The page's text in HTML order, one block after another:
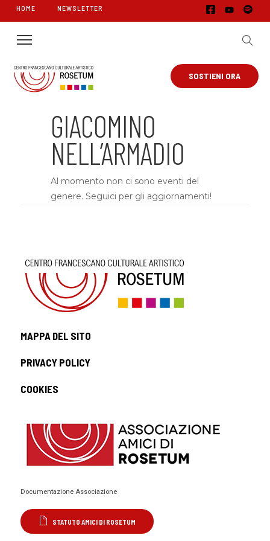
HOME NEWSLETTER
SOSTIENI ORA
GIACOMINO
NELL’ARMADIO
Al momento non ci sono eventi del
genere. Seguici per gli aggiornamenti!
MAPPA DEL SITO
PRIVACY POLICY
COOKIES
Documentazione Associazione
STATUTO AMICI DI ROSETUM